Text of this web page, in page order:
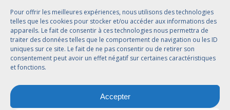
Pour offrir les meilleures expériences, nous utilisons des technologies
telles que les cookies pour stocker et/ou accéder aux informations des
appareils. Le fait de consentir à ces technologies nous permettra de
traiter des données telles que le comportement de navigation ou les ID
uniques sur ce site. Le fait de ne pas consentir ou de retirer son
consentement peut avoir un effet négatif sur certaines caractéristiques
et fonctions.
Accepter
commission, validité de certaines clauses (durée excessive,
clauses de sunset disproportionnées), qualification de la
rupture (faute grave, rupture brutale de relations commerciales
établies), demande d’indemnisation pour préjudice économique
ou d’image, etc. Les textes sur l’agent artistique (articles L.7121‑9
s. et leurs décrets) et, plus largement, le droit du mandat et de la
Dans toutes ces hypothèses, il est fortement conseillé aux